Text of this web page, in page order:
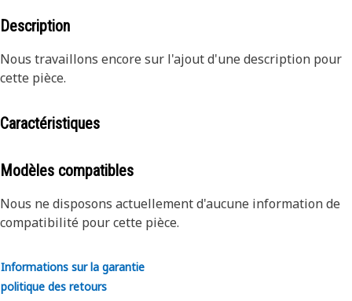
Description
Nous travaillons encore sur l'ajout d'une description pour
cette pièce.
Caractéristiques
Modèles compatibles
Nous ne disposons actuellement d'aucune information de
compatibilité pour cette pièce.
Informations sur la garantie
politique des retours